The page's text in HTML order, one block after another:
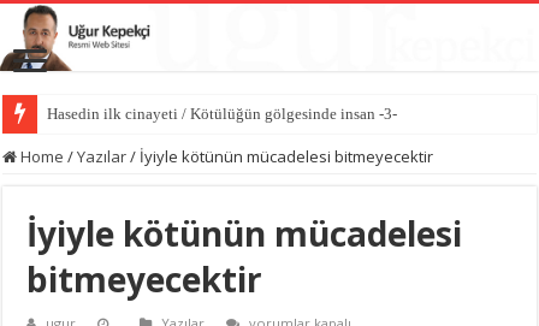
Hasedin ilk cinayeti / Kötülüğün gölgesinde insan -3-
İlk kıvılcım: İblis’in kibri / Kötülüğün gölgesinde insan -2-
Home /Yazılar/ İyiyle kötünün mücadelesi bitmeyecektir
İyiyle kötünün mücadelesi
bitmeyecektir
İyiyle